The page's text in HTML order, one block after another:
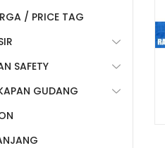
/ PRICE TAG
SAFETY
GUDANG